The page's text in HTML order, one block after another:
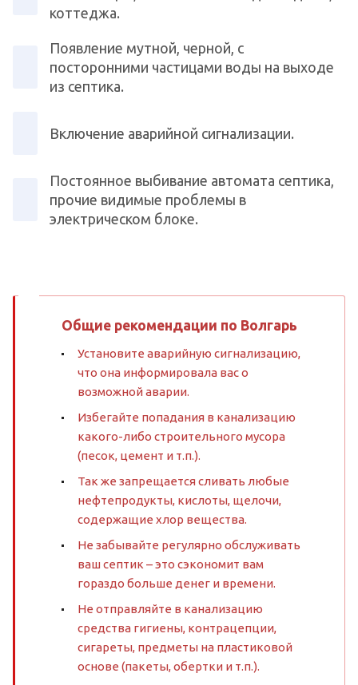
коттеджа.
Появление мутной, черной, с
посторонними частицами воды на выходе
из септика.
Включение аварийной сигнализации.
Постоянное выбивание автомата септика,
прочие видимые проблемы в
электрическом блоке.
Общие рекомендации по Волгарь
Установите аварийную сигнализацию,
что она информировала вас о
возможной аварии.
Избегайте попадания в канализацию
какого-либо строительного мусора
(песок, цемент и т.п.).
Так же запрещается сливать любые
нефтепродукты, кислоты, щелочи,
содержащие хлор вещества.
Не забывайте регулярно обслуживать
ваш септик – это сэкономит вам
гораздо больше денег и времени.
Не отправляйте в канализацию
средства гигиены, контрацепции,
сигареты, предметы на пластиковой
основе (пакеты, обертки и т.п.).